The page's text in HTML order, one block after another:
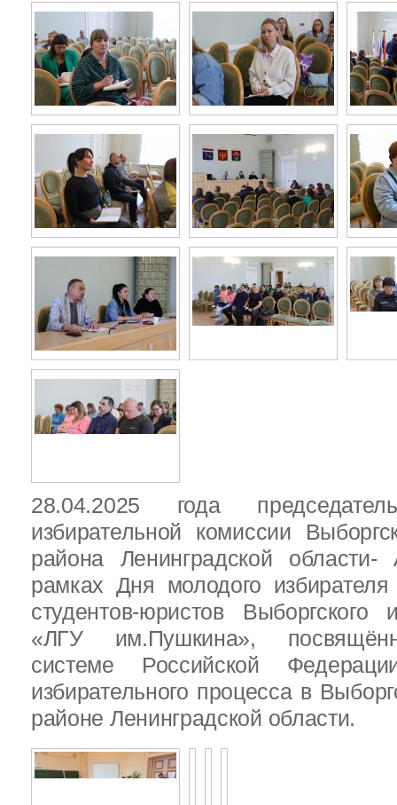
28.04.2025 года
избирательной комиссии
района Ленинградской
рамках Дня молодого
студентов-юристов Выборгского
«ЛГУ им.Пушкина»,
системе Российской
избирательного процесса в
районе Ленинградской области.